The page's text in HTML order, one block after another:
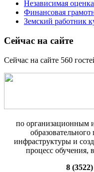
Независимая оценка
Финансовая
Земский работник
Сейчас на сайте
Сейчас на сайте 560
по организационным
инфраструктуры и
процесс обучения,
8